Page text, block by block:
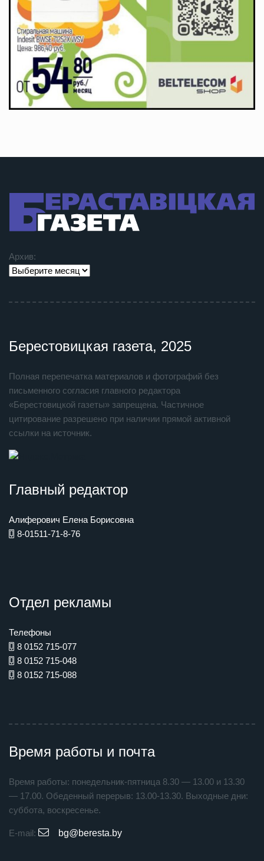
Архив:
Берестовицкая газета, 2025
Полная перепечатка материалов и фотографий без
письменного согласия главного редактора
«Берестовицкой газеты» запрещена. Частичное
цитирование разрешено при наличии прямой активной
ссылки на источник.
Главный редактор
Алиферович Елена Борисовна
8-01511-71-8-76
Отдел рекламы
Телефоны
8 0152 715-077
8 0152 715-048
8 0152 715-088
Время работы и почта
Время работы: понедельник-пятница 8.30 — 13.00 и 13.30
— 17.00. Обеденный перерыв: 13.00-13.30. Выходные дни:
суббота, воскресенье.
E-mail: bg@beresta.by